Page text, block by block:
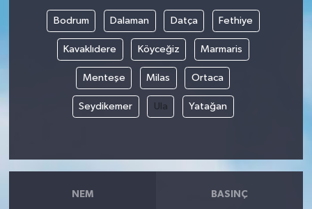
Bodrum Dalaman Datça Fethiye
Kavaklıdere Köyceğiz Marmaris
Menteşe Milas Ortaca
Seydikemer Ula Yatağan
NEM BASINÇ